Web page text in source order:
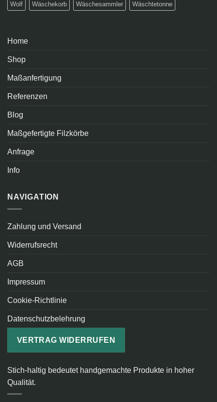
Wolf Wäschekorb Wäschesammler Wäschtetonne
Home
Shop
Maßanfertigung
Referenzen
Blog
Maßgefertigte Filzkörbe
Anfrage
Info
NAVIGATION
Zahlung und Versand
Widerrufsrecht
AGB
Impressum
Cookie-Richtlinie
Datenschutzbelehrung
VERTRAG WIDERRUFEN
Stich-haltig bedeutet handgemachte Produkte in hoher
Qualität.